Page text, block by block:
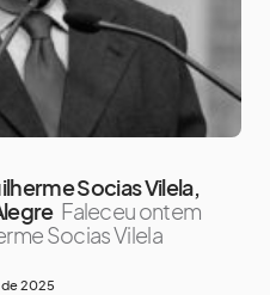
Socias Vilela,
Faleceu ontem
Socias Vilela
de 2025